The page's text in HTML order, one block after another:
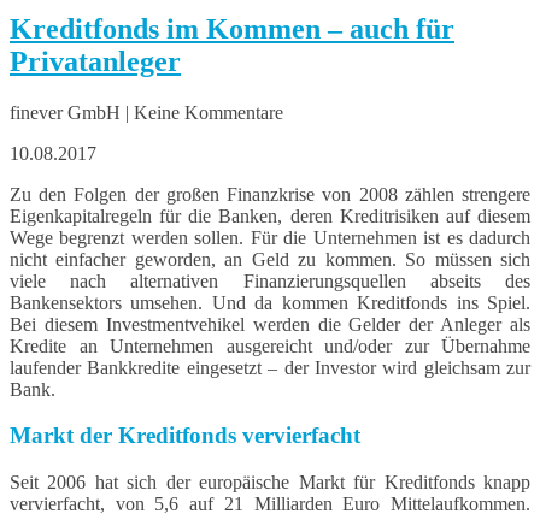
Kreditfonds im Kommen – auch für
Privatanleger
finever GmbH | Keine Kommentare
10.08.2017
Zu den Folgen der großen Finanzkrise von 2008 zählen strengere
Eigenkapitalregeln für die Banken, deren Kreditrisiken auf diesem
Wege begrenzt werden sollen. Für die Unternehmen ist es dadurch
nicht einfacher geworden, an Geld zu kommen. So müssen sich
viele nach alternativen Finanzierungsquellen abseits des
Bankensektors umsehen. Und da kommen Kreditfonds ins Spiel.
Bei diesem Investmentvehikel werden die Gelder der Anleger als
Kredite an Unternehmen ausgereicht und/oder zur Übernahme
laufender Bankkredite eingesetzt – der Investor wird gleichsam zur
Bank.
Markt der Kreditfonds vervierfacht
Seit 2006 hat sich der europäische Markt für Kreditfonds knapp
vervierfacht, von 5,6 auf 21 Milliarden Euro Mittelaufkommen.